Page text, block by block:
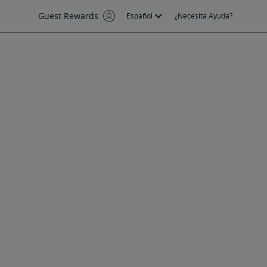
Guest Rewards Español ¿Necesita Ayuda?